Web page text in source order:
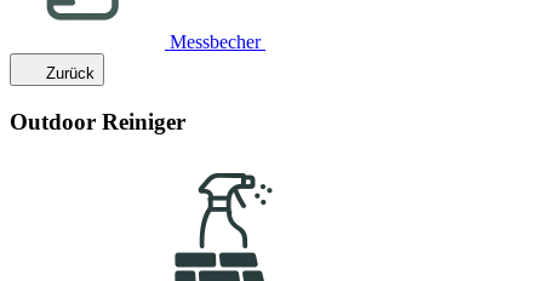
Messbecher
Zurück
Outdoor Reiniger